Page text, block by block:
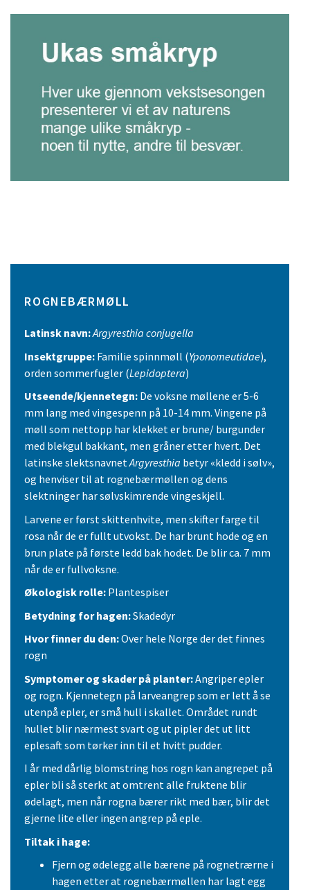
ROGNEBÆRMØLL
Latinsk navn:Argyresthia conjugella
Insektgruppe: Familie spinnmøll (Yponomeutidae),
orden sommerfugler (Lepidoptera)
Utseende/kjennetegn: De voksne møllene er 5-6
mm lang med vingespenn på 10-14 mm. Vingene på
møll som nettopp har klekket er brune/ burgunder
med blekgul bakkant, men gråner etter hvert. Det
latinske slektsnavnetArgyresthia betyr «kledd i sølv»,
og henviser til at rognebærmøllen og dens
slektninger har sølvskimrende vingeskjell.
Larvene er først skittenhvite, men skifter farge til
rosa når de er fullt utvokst. De har brunt hode og en
brun plate på første ledd bak hodet. De blir ca. 7 mm
når de er fullvoksne.
Økologisk rolle: Plantespiser
Betydning for hagen:Skadedyr
Hvor finner du den:Over hele Norge der det finnes
rogn
Symptomer og skader på planter:Angriper epler
og rogn. Kjennetegn på larveangrep som er lett å se
utenpå epler, er små hull i skallet. Området rundt
hullet blir nærmest svart og ut pipler det ut litt
eplesaft som tørker inn til et hvitt pudder.
I år med dårlig blomstring hos rogn kan angrepet på
epler bli så sterkt at omtrent alle fruktene blir
ødelagt, men når rogna bærer rikt med bær, blir det
gjerne lite eller ingen angrep på eple.
Tiltak i hage:
Fjern og ødelegg alle bærene på rognetrærne i
hagen etter at rognebærmøllen har lagt egg